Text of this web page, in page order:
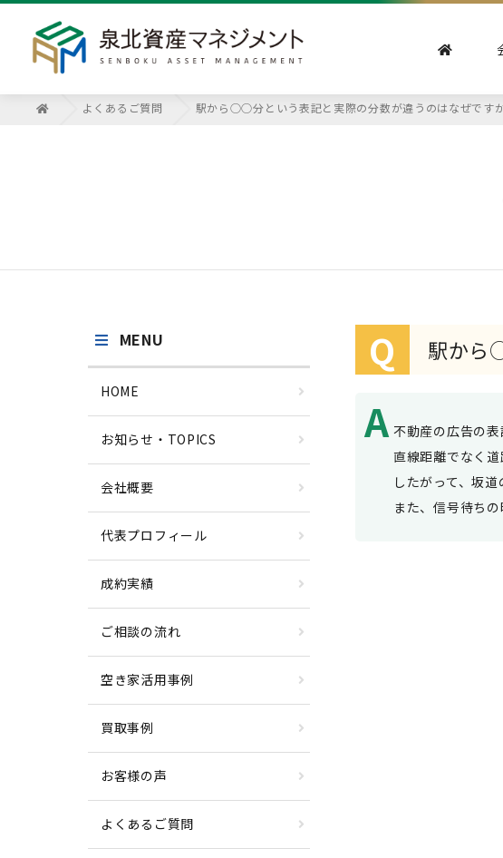
よくあるご質問 駅から○○分という表記と実際の分数が違うのはなぜです
Q 駅から
不動産の広告の表
直線距離でなく
したがって、坂
また、信号待ち
MENU
HOME
お知らせ・TOPICS
会社概要
代表プロフィール
成約実績
ご相談の流れ
空き家活用事例
買取事例
お客様の声
よくあるご質問